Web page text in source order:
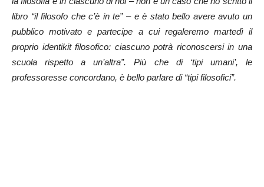
libro “il filosofo che c’è in te” – e è stato bello avere avuto un
pubblico motivato e partecipe a cui regaleremo martedì il
proprio identikit filosofico: ciascuno potrà riconoscersi in una
scuola rispetto a un’altra”. Più che di ‘tipi umani’, le
professoresse concordano, è bello parlare di “tipi filosofici”.